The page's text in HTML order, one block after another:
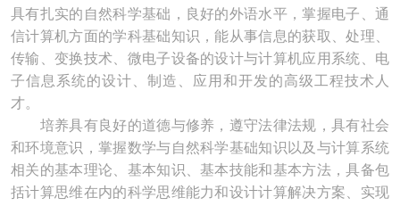
具有扎实的自然科学基础，良好的外语水平，掌握电子、通
信计算机方面的学科基础知识，能从事信息的获取、处理、
传输、变换技术、微电子设备的设计与计算机应用系统、电
子信息系统的设计、制造、应用和开发的高级工程技术人
才。
培养具有良好的道德与修养，遵守法律法规，具有社会
和环境意识，掌握数学与自然科学基础知识以及与计算系统
相关的基本理论、基本知识、基本技能和基本方法，具备包
括计算思维在内的科学思维能力和设计计算解决方案、实现